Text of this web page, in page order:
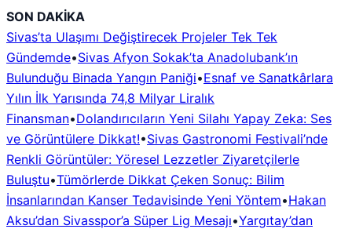
İçeriğe
geç
SON DAKİKA
Sivas’ta Ulaşımı Değiştirecek Projeler Tek Tek
Gündemde•Sivas Afyon Sokak’ta Anadolubank’ın
Bulunduğu Binada Yangın Paniği•Esnaf ve Sanatkârlara
Yılın İlk Yarısında 74,8 Milyar Liralık
Finansman•Dolandırıcıların Yeni Silahı Yapay Zeka: Ses
ve Görüntülere Dikkat!•Sivas Gastronomi Festivali’nde
Renkli Görüntüler: Yöresel Lezzetler Ziyaretçilerle
Buluştu•Tümörlerde Dikkat Çeken Sonuç: Bilim
İnsanlarından Kanser Tedavisinde Yeni Yöntem•Hakan
Aksu’dan Sivasspor’a Süper Lig Mesajı•Yargıtay’dan